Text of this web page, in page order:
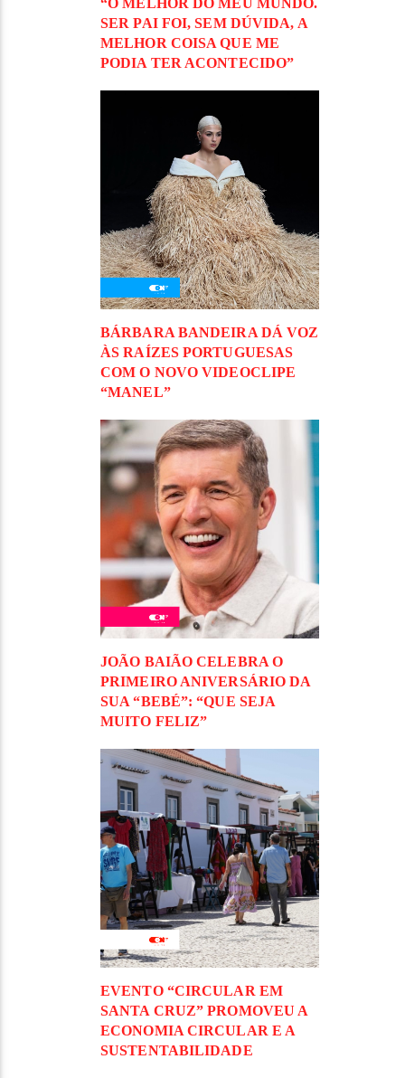
“O MELHOR DO MEU MUNDO.
SER PAI FOI, SEM DÚVIDA, A
MELHOR COISA QUE ME
PODIA TER ACONTECIDO”
BÁRBARA BANDEIRA DÁ VOZ
ÀS RAÍZES PORTUGUESAS
COM O NOVO VIDEOCLIPE
“MANEL”
JOÃO BAIÃO CELEBRA O
PRIMEIRO ANIVERSÁRIO DA
SUA “BEBÉ”: “QUE SEJA
MUITO FELIZ”
EVENTO “CIRCULAR EM
SANTA CRUZ” PROMOVEU A
ECONOMIA CIRCULAR E A
SUSTENTABILIDADE